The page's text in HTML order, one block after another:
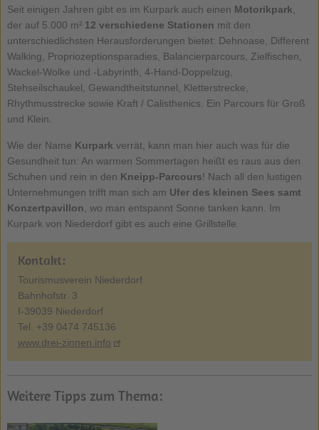
Seit einigen Jahren gibt es im Kurpark auch einen Motorikpark
der auf 5.000 m² 12 verschiedene Stationen mit den
unterschiedlichsten Herausforderungen bietet: Dehnoase, Different
Walking, Propriozeptionsparadies, Balancierparcours, Zielfischen,
Wackel-Wolke und -Labyrinth, 4-Hand-Doppelzug,
Stehseilschaukel, Gewandtheitstunnel, Kletterstrecke,
Rhythmusstrecke sowie Kraft / Calisthenics. Ein Parcours für Groß
und Klein.
Wie der Name Kurpark verrät, kann man hier auch was für die
Gesundheit tun: An warmen Sommertagen heißt es raus aus den
Schuhen und rein in den Kneipp-Parcours! Nach all den lustigen
Unternehmungen trifft man sich am Ufer des kleinen Sees samt
Konzertpavillon , wo man entspannt Sonne tanken kann. Im
Kurpark von Niederdorf gibt es auch eine Grillstelle.
Kontakt:
Tourismusverein Niederdorf
Bahnhofstr. 3
I-39039 Niederdorf
Tel. +39 0474 745136
www.drei-zinnen.info
Weitere Tipps zum Thema: